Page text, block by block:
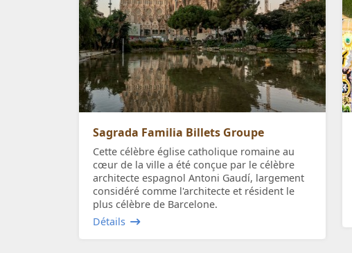
Sagrada Familia Billets Groupe
Cette célèbre église catholique romaine au
cœur de la ville a été conçue par le célèbre
architecte espagnol Antoni Gaudí, largement
considéré comme l'architecte et résident le
plus célèbre de Barcelone.
Détails